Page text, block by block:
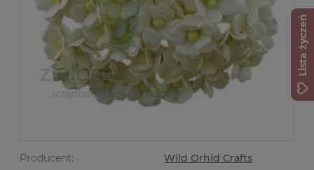
Producent:
Wild Orhid Crafts
Lista życzeń